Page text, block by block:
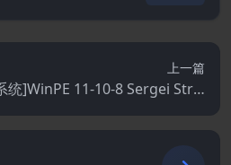
上一篇
统]WinPE 11-10-8 Sergei Strel
ec 2026.06.28